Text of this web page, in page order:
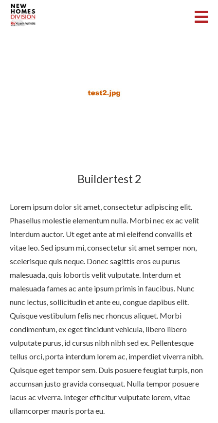
Buildertest 2
Lorem ipsum dolor sit amet, consectetur adipiscing elit.
Phasellus molestie elementum nulla. Morbi nec ex ac velit
interdum auctor. Ut eget ante at mi eleifend convallis et
vitae leo. Sed ipsum mi, consectetur sit amet semper non,
scelerisque quis neque. Donec sagittis eros eu purus
malesuada, quis lobortis velit vulputate. Interdum et
malesuada fames ac ante ipsum primis in faucibus. Nunc
nunc lectus, sollicitudin et ante eu, congue dapibus elit.
Quisque vestibulum felis nec rhoncus aliquet. Morbi
condimentum, ex eget tincidunt vehicula, libero libero
vulputate purus, id cursus nibh nibh sed ex. Pellentesque
tellus orci, porta interdum lorem ac, imperdiet viverra nibh.
Quisque eget tempor sem. Duis posuere feugiat turpis, non
accumsan justo gravida consequat. Nulla tempor posuere
lacus ac viverra. Integer efficitur vulputate lorem, vitae
ullamcorper mauris porta eu.